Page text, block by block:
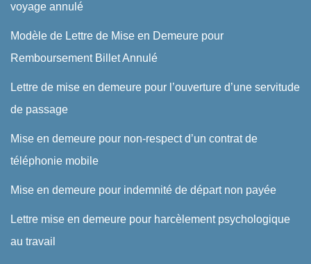
voyage annulé
Modèle de Lettre de Mise en Demeure pour
Remboursement Billet Annulé
Lettre de mise en demeure pour l’ouverture d’une servitude
de passage
Mise en demeure pour non-respect d’un contrat de
téléphonie mobile
Mise en demeure pour indemnité de départ non payée
Lettre mise en demeure pour harcèlement psychologique
au travail